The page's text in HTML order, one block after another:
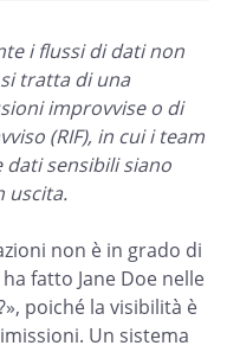
i flussi di dati non
tratta di una
improvvise o di
(RIF), in cui i team
dati sensibili siano
uscita.
non è in grado di
fatto Jane Doe nelle
poiché la visibilità è
Un sistema